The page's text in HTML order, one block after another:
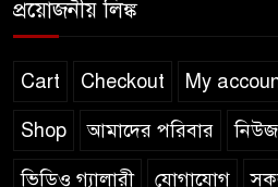
সমালোচনা
প্রয়োজনীয় লিঙ্ক
Cart Checkout My
Shop আমাদের পরিবার
ভিডিও গ্যালারী যোগাযোগ